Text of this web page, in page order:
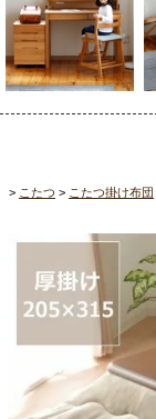
こたつ こたつ掛け布団